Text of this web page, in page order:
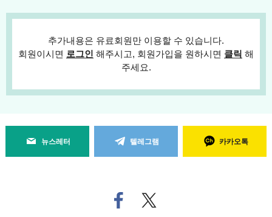
추가내용은 유료회원만 이용할 수 있습니다.
회원이시면 로그인 해주시고, 회원가입을 원하시면 클릭 해
주세요.
뉴스레터 텔레그램 카카오톡
페
이
트위
터로